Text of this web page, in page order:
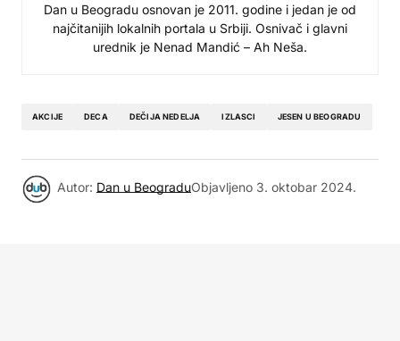
Dan u Beogradu osnovan je 2011. godine i jedan je od
najčitanijih lokalnih portala u Srbiji. Osnivač i glavni
urednik je Nenad Mandić – Ah Neša.
AKCIJE DECA DEČIJA NEDELJA IZLASCI JESEN U BEOGRADU
Autor: Dan u BeograduObjavljeno 3. oktobar 2024.